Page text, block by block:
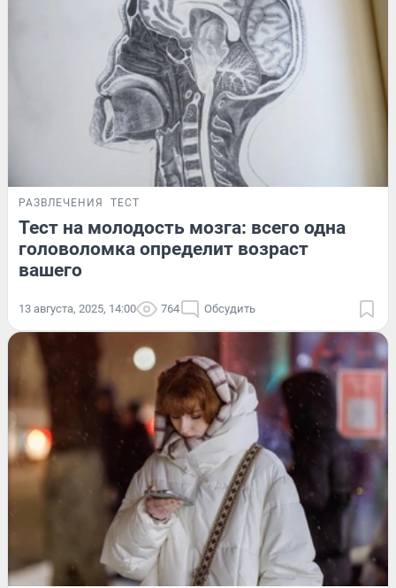
РАЗВЛЕЧЕНИЯ ТЕСТ
Тест на молодость мозга: всего одна
головоломка определит возраст
вашего
13 августа, 2025, 14:00 764 Обсудить